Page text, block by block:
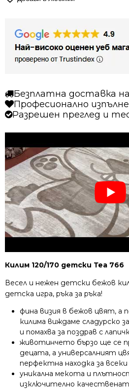
120/170
766
Безплатна доставка
Професионално
Разрешен преглед и
Килим 120/170 детски Теа 766
Весел и нежен детски бежов
детска игра, ръка за ръка!
фина визия в бежов цвят, а
килима виждаме сладурско
и помахва за поздрав с
животинчето бързо ще се
децата, а универсалният
перфектна находка за
уникална мекота и
изключително